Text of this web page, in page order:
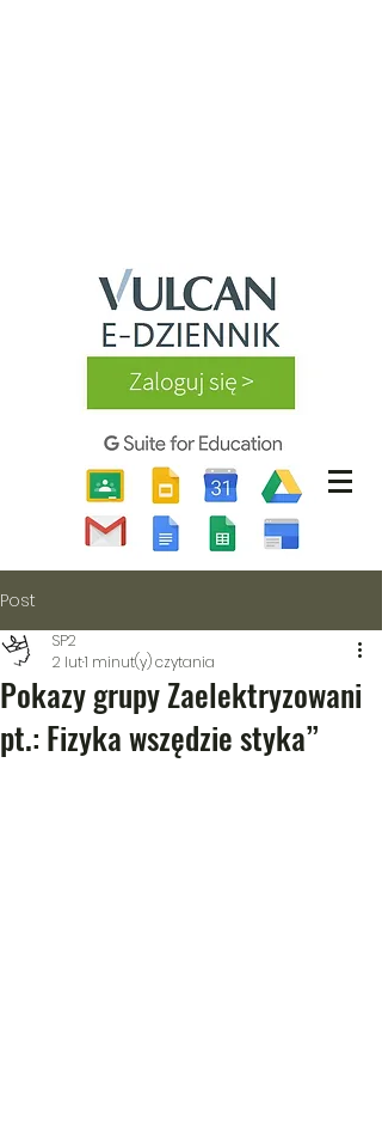
Post
Pokazy grupy Zaelektryzowani
pt.: Fizyka wszędzie styka”
SP2
2 lut1 minut(y) czytania